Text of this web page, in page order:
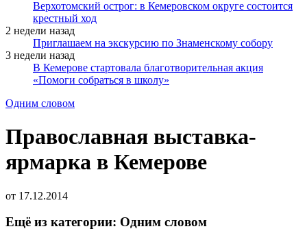
Верхотомский острог: в Кемеровском округе состоится
крестный ход
2 недели назад
Приглашаем на экскурсию по Знаменскому собору
3 недели назад
В Кемерове стартовала благотворительная акция
«Помоги собраться в школу»
Одним словом
Православная выставка-
ярмарка в Кемерове
от 17.12.2014
Ещё из категории: Одним словом